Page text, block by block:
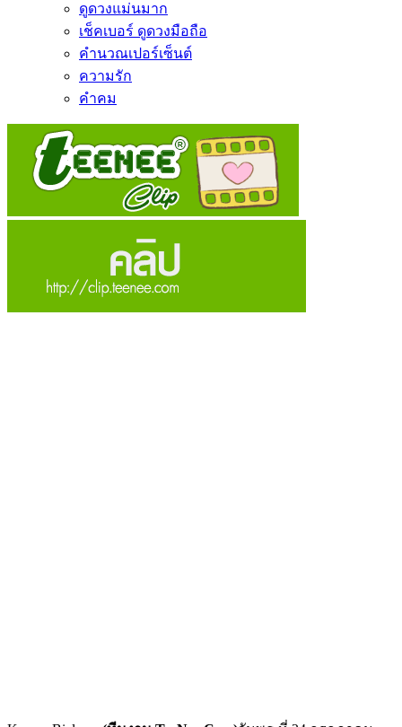
ดูดวงแม่นมาก
เช็คเบอร์ ดูดวงมือถือ
คำนวณเปอร์เซ็นต์
ความรัก
คำคม